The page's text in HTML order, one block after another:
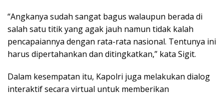
“Angkanya sudah sangat bagus walaupun berada di
salah satu titik yang agak jauh namun tidak kalah
pencapaiannya dengan rata-rata nasional. Tentunya ini
harus dipertahankan dan ditingkatkan,” kata Sigit.
Dalam kesempatan itu, Kapolri juga melakukan dialog
interaktif secara virtual untuk memberikan